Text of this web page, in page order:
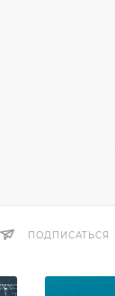
ПОДПИСАТЬСЯ